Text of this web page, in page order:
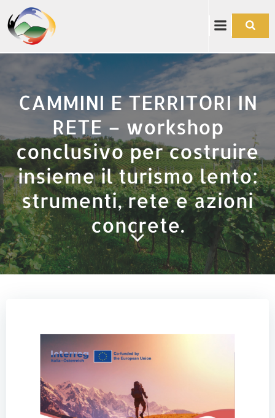
CAMMINI E TERRITORI IN
RETE – workshop
conclusivo per costruire
insieme il turismo lento:
strumenti, rete e azioni
concrete.